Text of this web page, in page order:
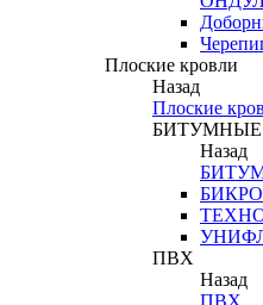
Плоские кровли
Назад
Плоские
Назад
ПВХ
Назад
ПВХ